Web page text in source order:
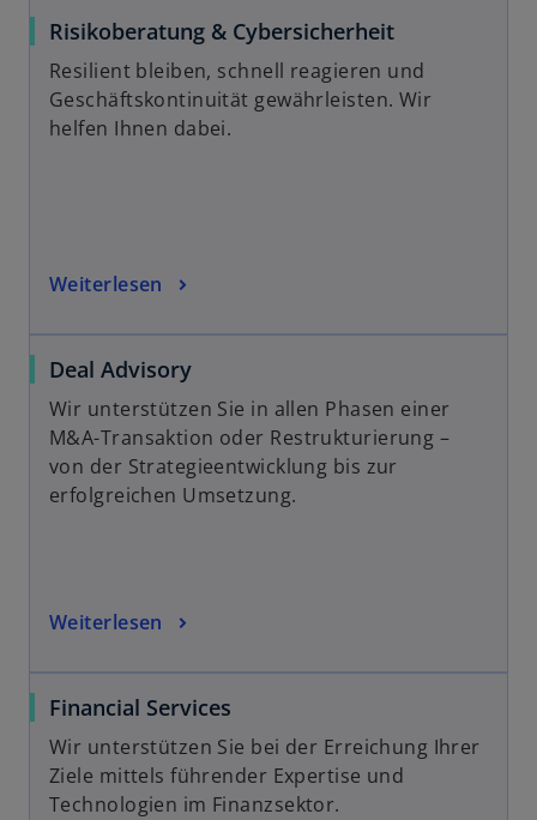
Risikoberatung & Cybersicherheit
Resilient bleiben, schnell reagieren und
Geschäftskontinuität gewährleisten. Wir
helfen Ihnen dabei.
Weiterlesen
Deal Advisory
Wir unterstützen Sie in allen Phasen einer
M&A-Transaktion oder Restrukturierung –
von der Strategieentwicklung bis zur
erfolgreichen Umsetzung.
Weiterlesen
Financial Services
Wir unterstützen Sie bei der Erreichung Ihrer
Ziele mittels führender Expertise und
Technologien im Finanzsektor.